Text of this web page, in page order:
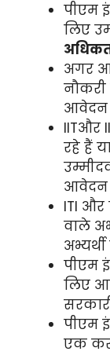
पीएम
लिए
अगर
आवेदन
IITऔर
रहे हैं
आवेदन
ITI और
वाले
पीएम
लिए
पीएम
एक